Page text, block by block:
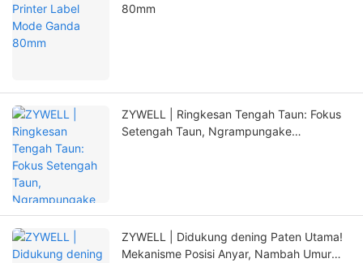
80mm
ZYWELL | Ringkesan Tengah Taun: Fokus
Setengah Taun, Ngrampungake
ZYWELL | Didukung dening Paten Utama!
Mekanisme Posisi Anyar, Nambah Umur